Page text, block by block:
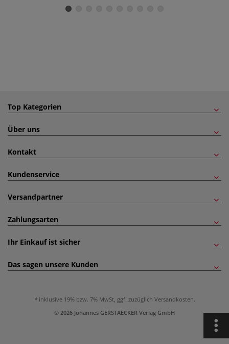
Top Kategorien
Über uns
Kontakt
Kundenservice
Versandpartner
Zahlungsarten
Ihr Einkauf ist sicher
Das sagen unsere Kunden
inklusive 19% bzw. 7% MwSt, ggf. zuzüglich Versandkosten.
© 2026 Johannes GERSTAECKER Verlag GmbH